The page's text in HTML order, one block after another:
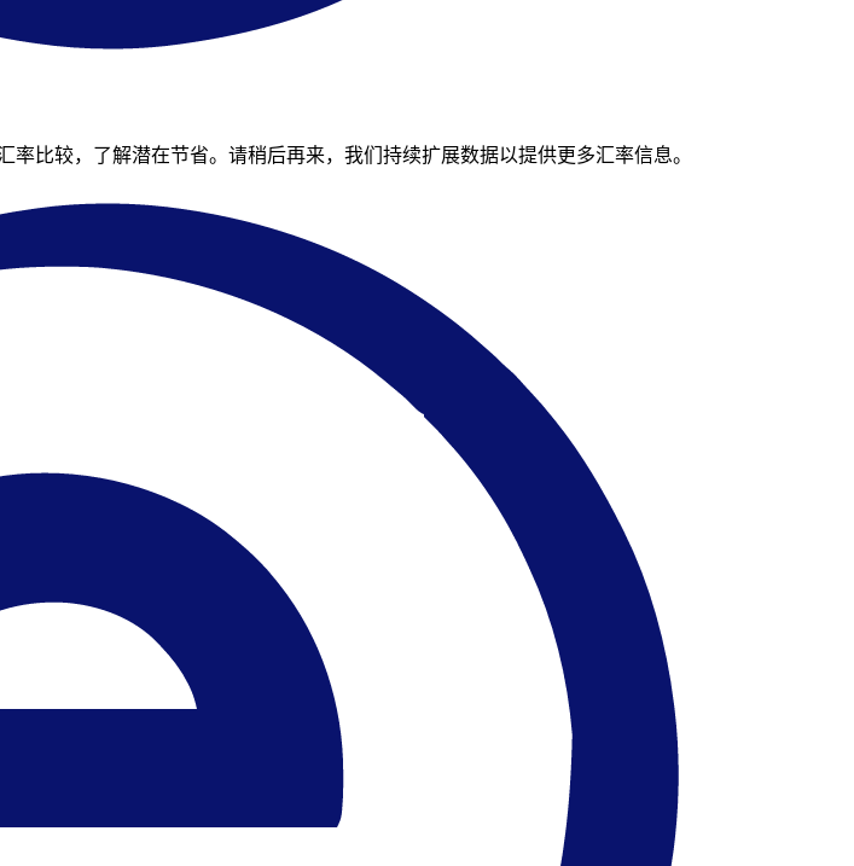
比较，了解潜在节省。请稍后再来，我们持续扩展数据以提供更多汇率信息。